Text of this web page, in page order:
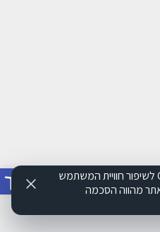
פתח
האתר עושה שימוש בקובצי Cookie לשיפור חוויית המשתמש
מהווה הסכמה